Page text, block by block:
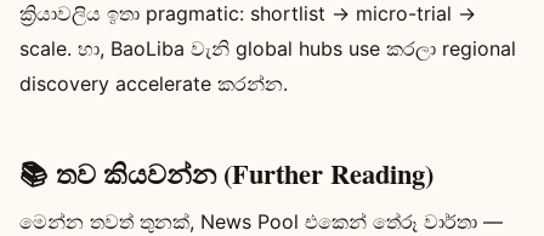
ක්‍රියාවලිය ඉතා pragmatic: shortlist → micro-trial →
scale. හා, BaoLiba වැනි global hubs use කරලා regional
discovery accelerate කරන්න.
📚 තව කියවන්න (Further Reading)
මෙන්න තවත් තුනක්, News Pool එකෙන් තේරූ වාර්තා —